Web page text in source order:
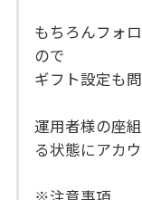
もちろんフォ
ので
ギフト設定も
運用者様の座
る状態にアカ